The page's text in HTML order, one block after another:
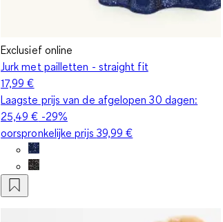
Exclusief online
Jurk met pailletten - straight fit
17,99 €
Laagste prijs van de afgelopen 30 dagen:
25,49 € -29%
oorspronkelijke prijs 39,99 €